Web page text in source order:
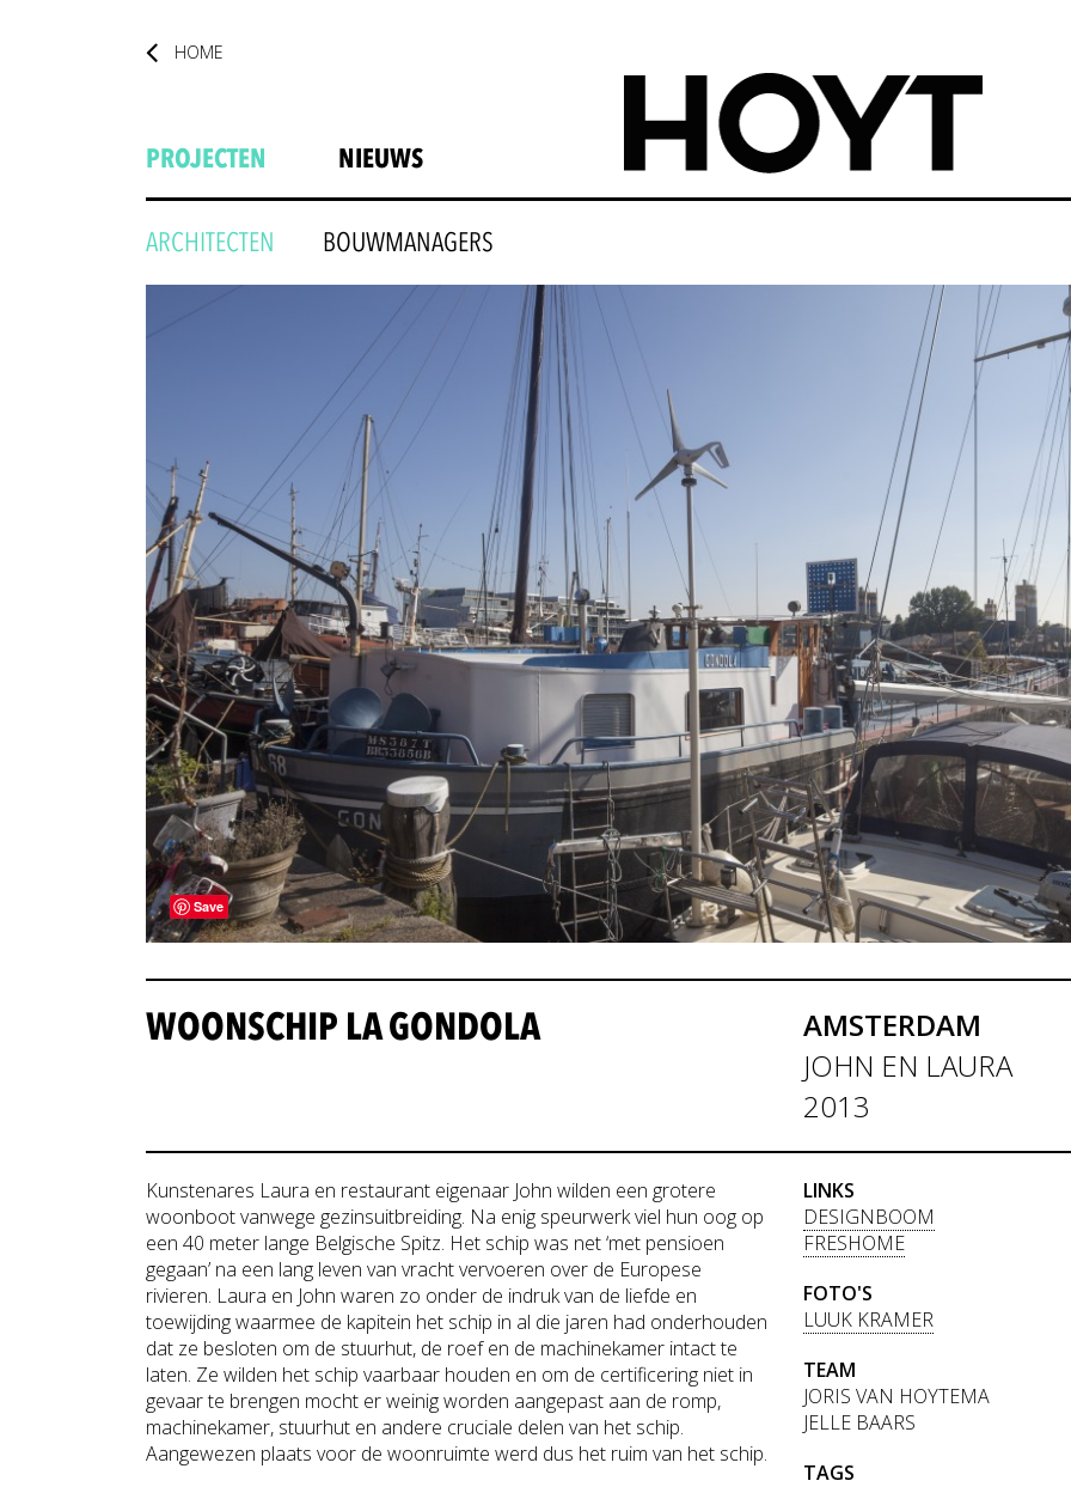
HOME
PROJECTEN NIEUWS
ARCHITECTEN BOUWMANAGERS
Save
WOONSCHIP LA GONDOLA
AMSTERDAM
JOHN EN LAURA
2013
Kunstenares Laura en restaurant eigenaar John wilden een grotere
woonboot vanwege gezinsuitbreiding. Na enig speurwerk viel hun oog op
een 40 meter lange Belgische Spitz. Het schip was net ‘met pensioen
gegaan’ na een lang leven van vracht vervoeren over de Europese
rivieren. Laura en John waren zo onder de indruk van de liefde en
toewijding waarmee de kapitein het schip in al die jaren had onderhouden
dat ze besloten om de stuurhut, de roef en de machinekamer intact te
laten. Ze wilden het schip vaarbaar houden en om de certificering niet in
gevaar te brengen mocht er weinig worden aangepast aan de romp,
machinekamer, stuurhut en andere cruciale delen van het schip.
Aangewezen plaats voor de woonruimte werd dus het ruim van het schip.
LINKS
DESIGNBOOM
FRESHOME
FOTO'S
LUUK KRAMER
TEAM
JORIS VAN HOYTEMA
JELLE BAARS
TAGS